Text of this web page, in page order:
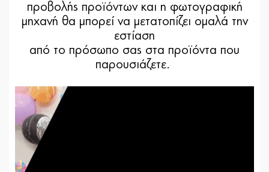
προβολής προϊόντων και η φωτογραφική
μηχανή θα μπορεί να μετατοπίζει ομαλά την
εστίαση
από το πρόσωπο σας στα προϊόντα που
παρουσιάζετε.